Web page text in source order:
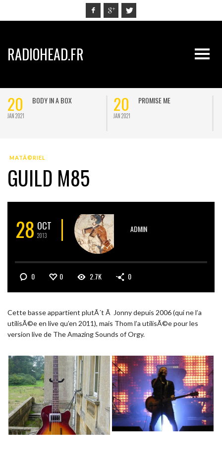
RADIOHEAD.FR
20
JAN 2021
BODY IN A BOX 20
JAN 2021
PROMISE ME
MATÃ©RIEL
GUILD M85
28 OCT
2013
ADMIN
0 0 2.7K 0
Cette basse appartient plutÃ´t Ã Jonny depuis 2006 (qui ne l’a
utilisÃ©e en live qu’en 2011), mais Thom l’a utilisÃ©e pour les
version live de The Amazing Sounds of Orgy.